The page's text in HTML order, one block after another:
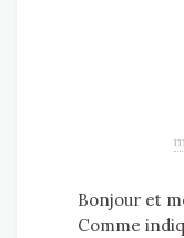
Bonjour et
Comme